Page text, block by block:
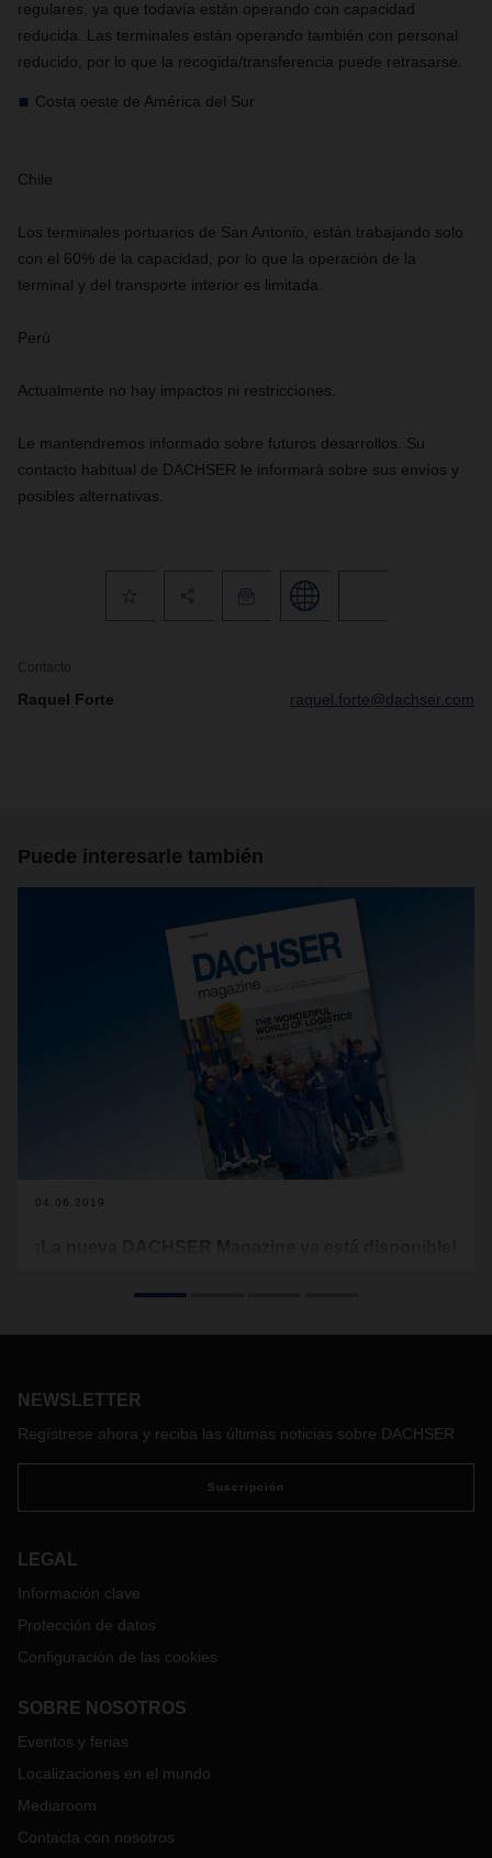
regulares, ya que todavía están operando con capacidad
reducida. Las terminales están operando también con personal
reducido, por lo que la recogida/transferencia puede retrasarse.
Costa oeste de América del Sur
Chile
Los terminales portuarios de San Antonio, están trabajando solo
con el 60% de la capacidad, por lo que la operación de la
terminal y del transporte interior es limitada.
Perú
Actualmente no hay impactos ni restricciones.
Le mantendremos informado sobre futuros desarrollos. Su
contacto habitual de DACHSER le informará sobre sus envíos y
posibles alternativas.
Contacto
Raquel Forte raquel.forte@dachser.com
Puede interesarle también
04.06.2019
NEWSLETTER
Regístrese ahora y reciba las últimas noticias sobre DACHSER
Suscripción
LEGAL
Información clave
Protección de datos
Configuración de las cookies
SOBRE NOSOTROS
Eventos y ferias
Localizaciones en el mundo
Mediaroom
Contacta con nosotros